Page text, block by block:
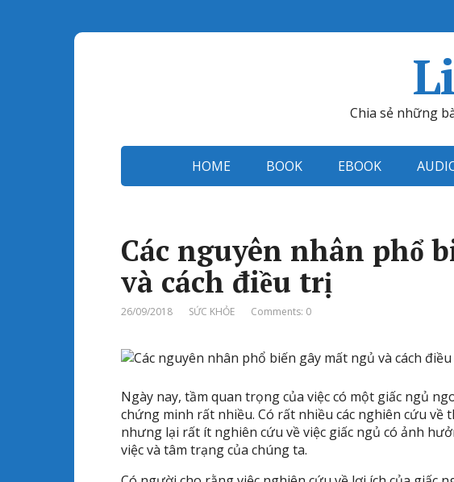
Chia sẻ những
HOME BOOK EBOOK
Các nguyên nhân phổ
và cách điều trị
26/09/2018 SỨC KHỎE Comments: 0
Ngày nay, tầm quan trọng của việc có một giấc ngủ
chứng minh rất nhiều. Có rất nhiều các nghiên cứu
nhưng lại rất ít nghiên cứu về việc giấc ngủ có ảnh
việc và tâm trạng của chúng ta.